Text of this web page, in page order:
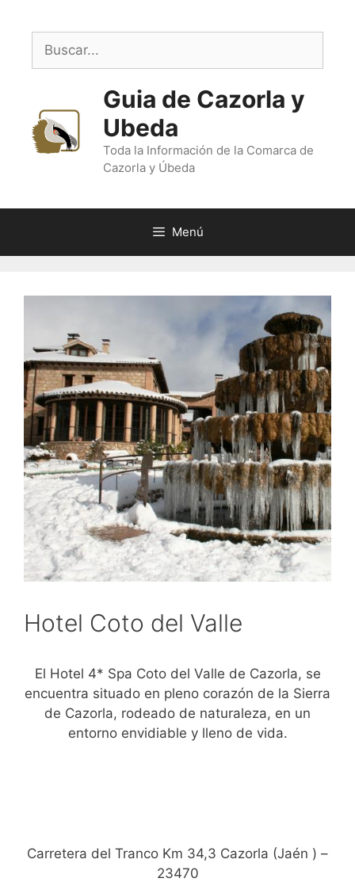
contenido
Buscar:
Guia de Cazorla y
Ubeda
Toda la Información de la Comarca de
Cazorla y Úbeda
Menú
Hotel Coto del Valle
El Hotel 4* Spa Coto del Valle de Cazorla, se
encuentra situado en pleno corazón de la Sierra
de Cazorla, rodeado de naturaleza, en un
entorno envidiable y lleno de vida.
Carretera del Tranco Km 34,3 Cazorla (Jaén ) –
23470